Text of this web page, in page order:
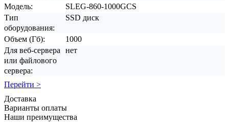
Модель:
SLEG-860-1000GCS
Тип
оборудования:
SSD диск
Объем (Гб):
1000
Для веб-сервера
или файлового
сервера:
нет
Перейти >
Доставка
Варианты оплаты
Наши преимущества